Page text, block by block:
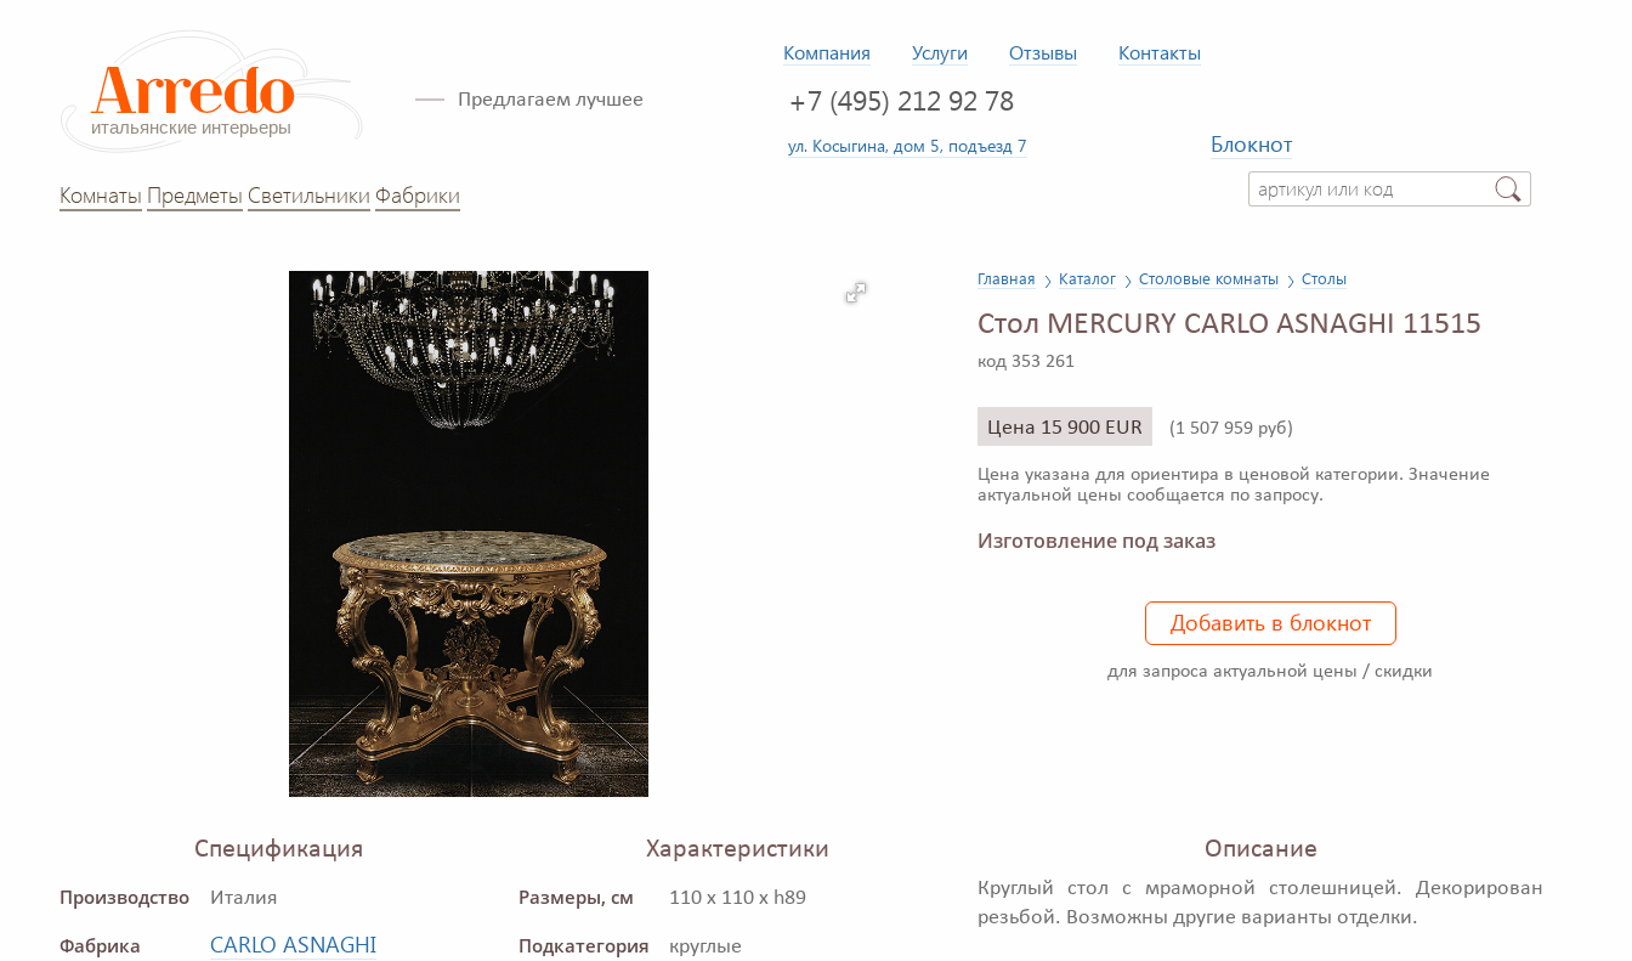
Компания Услуги Отзывы Контакты
Предлагаем лучшее +7 (495) 212 92 78
ул. Косыгина, дом 5, подъезд 7
Блокнот
Комнаты Предметы Светильники Фабрики
Главная Каталог Столовые комнаты Столы
Стол MERCURY CARLO ASNAGHI 11515
код 353 261
Цена 15 900 EUR (1 507 959 руб)
Цена указана для ориентира в ценовой категории. Значение
актуальной цены сообщается по запросу.
Изготовление под заказ
Добавить в блокнот
для запроса актуальной цены / скидки
Спецификация
Производство Италия
Фабрика CARLO ASNAGHI
Характеристики
Размеры, см 110 x 110 x h89
Подкатегория круглые
Описание
Круглый стол с мраморной столешницей. Декорирован
резьбой. Возможны другие варианты отделки.